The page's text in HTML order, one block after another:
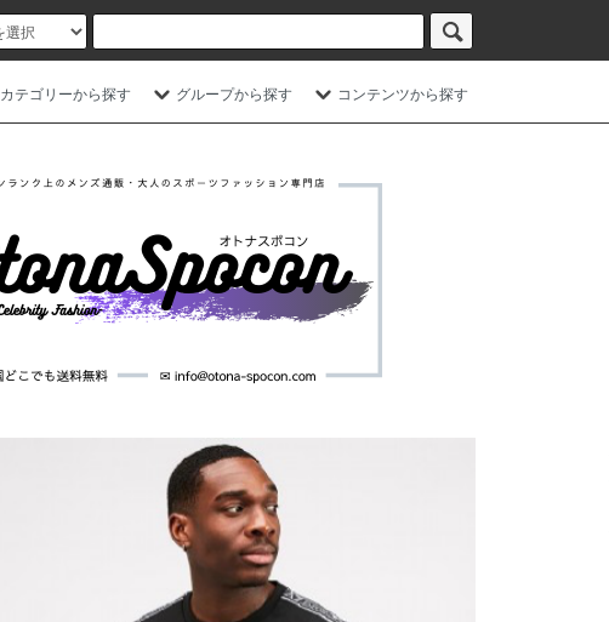
カテゴリーから探す グループから探す コンテンツから探す